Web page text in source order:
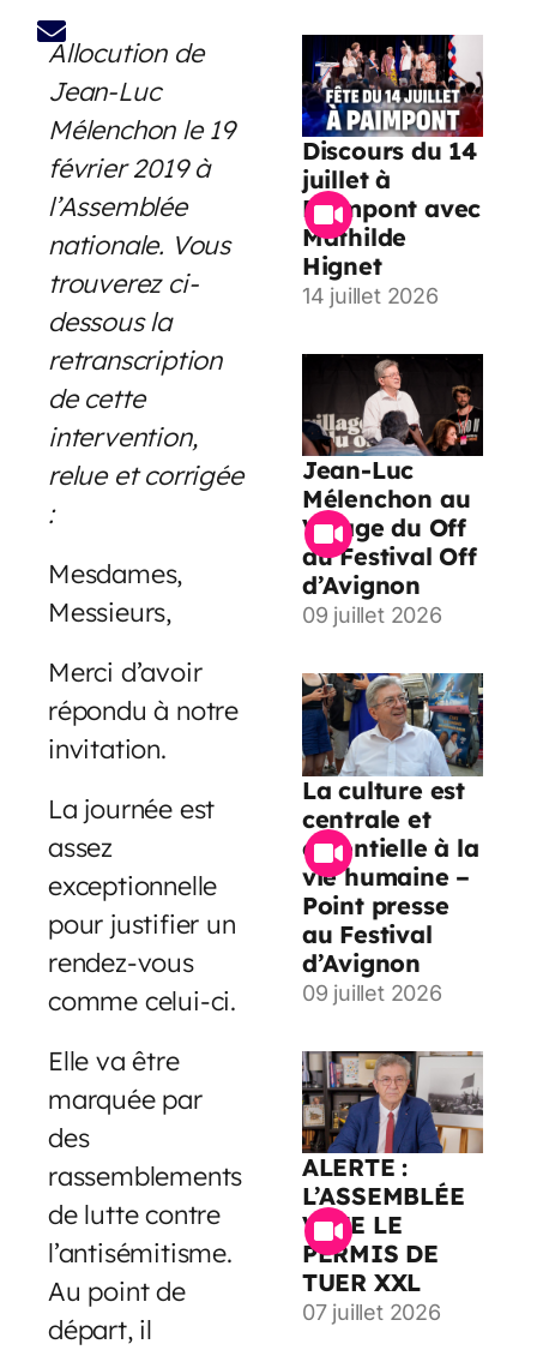
Allocution de
Jean-Luc
Mélenchon le 19
février 2019 à
l’Assemblée
nationale. Vous
trouverez ci-
dessous la
retranscription
de cette
intervention,
relue et corrigée
:
Mesdames,
Messieurs,
Merci d’avoir
répondu à notre
invitation.
La journée est
assez
exceptionnelle
pour justifier un
rendez-vous
comme celui-ci.
Elle va être
marquée par
des
rassemblements
de lutte contre
l’antisémitisme.
Au point de
départ, il
Discours du 14
juillet à
Paimpont avec
Mathilde
Hignet
14 juillet 2026
Jean-Luc
Mélenchon au
Village du Off
du Festival Off
d’Avignon
09 juillet 2026
La culture est
centrale et
essentielle à la
vie humaine –
Point presse
au Festival
d’Avignon
09 juillet 2026
ALERTE :
L’ASSEMBLÉE
VOTE LE
PERMIS DE
TUER XXL
07 juillet 2026